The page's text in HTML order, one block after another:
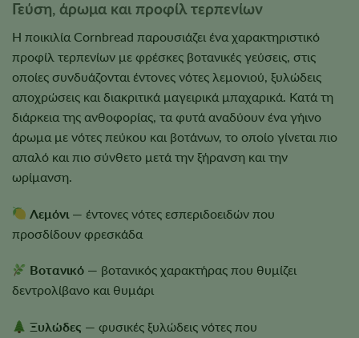
Γεύση, άρωμα και προφίλ τερπενίων
Η ποικιλία Cornbread παρουσιάζει ένα χαρακτηριστικό
προφίλ τερπενίων με φρέσκες βοτανικές γεύσεις, στις
οποίες συνδυάζονται έντονες νότες λεμονιού, ξυλώδεις
αποχρώσεις και διακριτικά μαγειρικά μπαχαρικά. Κατά τη
διάρκεια της ανθοφορίας, τα φυτά αναδύουν ένα γήινο
άρωμα με νότες πεύκου και βοτάνων, το οποίο γίνεται πιο
απαλό και πιο σύνθετο μετά την ξήρανση και την
ωρίμανση.
Λεμόνι — έντονες νότες εσπεριδοειδών που
προσδίδουν φρεσκάδα
Βοτανικό — βοτανικός χαρακτήρας που θυμίζει
δεντρολίβανο και θυμάρι
Ξυλώδες — φυσικές ξυλώδεις νότες που